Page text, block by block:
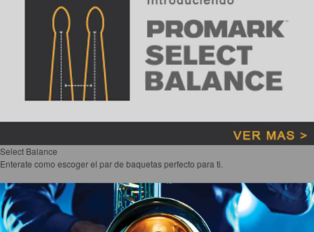
Mandolina
Mariachi
Accesorios
Cuerdas
Cuerdas
Guitarra Metal
Guitarra Nylon
Guitarra Electrica
Bajo
Select Balance
Enterate como escoger el par de baquetas perfecto para ti.